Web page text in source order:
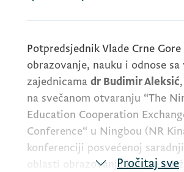
Potpredsjednik Vlade Crne Gore
obrazovanje, nauku i odnose sa
zajednicama dr Budimir Aleksić
na svečanom otvaranju “The
Education Cooperation
Conference“ u Ningbou (NR
konferenciji posvećenoj
oblasti obrazovanja koja se
Pročitaj sve